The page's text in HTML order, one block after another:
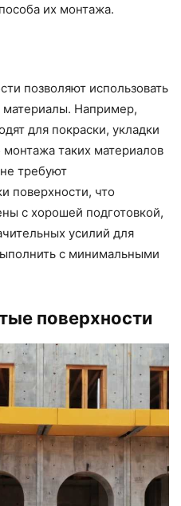
их монтажа.
позволяют использовать
материалы. Например,
для покраски, укладки
таких материалов
требуют
поверхности, что
с хорошей подготовкой,
усилий для
с минимальными
поверхности